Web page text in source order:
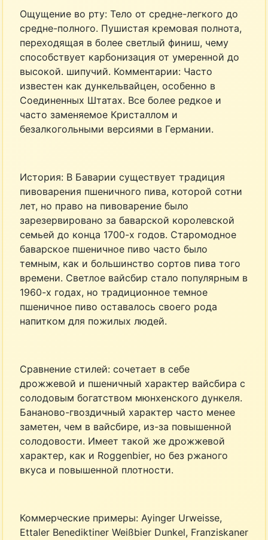
Ощущение во рту: Тело от средне-легкого до
средне-полного. Пушистая кремовая полнота,
переходящая в более светлый финиш, чему
способствует карбонизация от умеренной до
высокой. шипучий. Комментарии: Часто
известен как дункельвайцен, особенно в
Соединенных Штатах. Все более редкое и
часто заменяемое Кристаллом и
безалкогольными версиями в Германии.
История: В Баварии существует традиция
пивоварения пшеничного пива, которой сотни
лет, но право на пивоварение было
зарезервировано за баварской королевской
семьей до конца 1700-х годов. Старомодное
баварское пшеничное пиво часто было
темным, как и большинство сортов пива того
времени. Светлое вайсбир стало популярным в
1960-х годах, но традиционное темное
пшеничное пиво оставалось своего рода
напитком для пожилых людей.
Сравнение стилей: сочетает в себе
дрожжевой и пшеничный характер вайсбира с
солодовым богатством мюнхенского дункеля.
Бананово-гвоздичный характер часто менее
заметен, чем в вайсбире, из-за повышенной
солодовости. Имеет такой же дрожжевой
характер, как и Roggenbier, но без ржаного
вкуса и повышенной плотности.
Коммерческие примеры: Ayinger Urweisse,
Ettaler Benediktiner Weißbier Dunkel, Franziskaner